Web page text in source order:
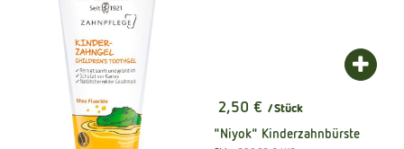
, Preis:
2,50 € / Stück
"Niyok" Kinderzahnbürste